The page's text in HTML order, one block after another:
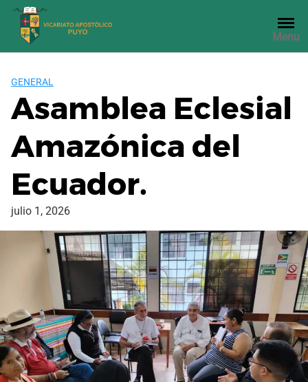
Saltar
contenido
Menu
GENERAL
Asamblea Eclesial
Amazónica del
Ecuador.
julio 1, 2026